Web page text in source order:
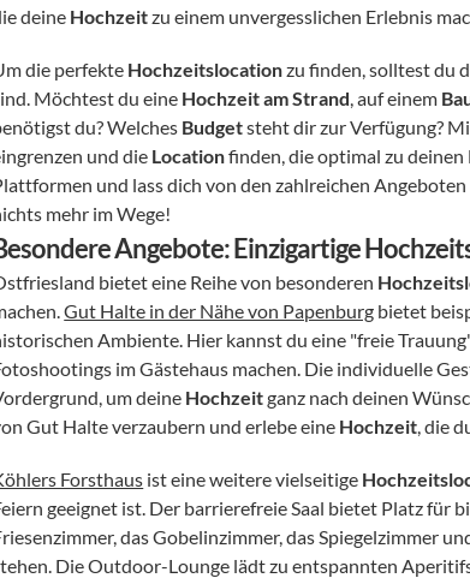
deine Hochzeit zu einem unvergesslichen Erlebnis
die perfekte Hochzeitslocation zu finden, solltest du
Möchtest du eine Hochzeit am Strand, auf einem
du? Welches Budget steht dir zur Verfügung?
und die Location finden, die optimal zu
und lass dich von den zahlreichen
mehr im Wege!
Angebote: Einzigartige
bietet eine Reihe von besonderen
Gut Halte in der Nähe von Papenburg bietet
Ambiente. Hier kannst du eine "freie
im Gästehaus machen. Die individuelle
um deine Hochzeit ganz nach deinen
Gut Halte verzaubern und erlebe eine Hochzeit, die
Forsthaus ist eine weitere vielseitige
geeignet ist. Der barrierefreie Saal bietet Platz für
das Gobelinzimmer, das Spiegelzimmer
Die Outdoor-Lounge lädt zu entspannten